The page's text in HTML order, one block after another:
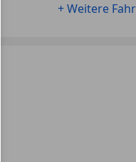
+ Weitere